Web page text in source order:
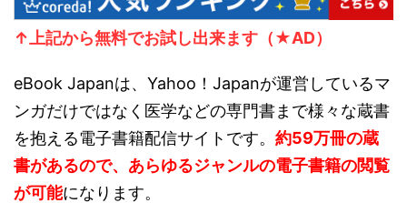
↑上記から無料でお試し出来ます（★AD）
eBook Japanは、Yahoo！Japanが運営しているマ
ンガだけではなく医学などの専門書まで様々な蔵書
を抱える電子書籍配信サイトです。 約59万冊の蔵
書があるので、あらゆるジャンルの電子書籍の閲覧
が可能になります。